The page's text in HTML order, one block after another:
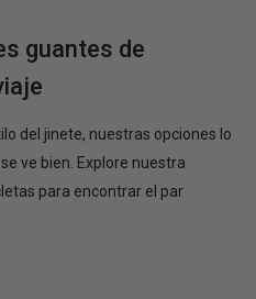
guantes de
del jinete, nuestras opciones lo
ve bien. Explore nuestra
para encontrar el par